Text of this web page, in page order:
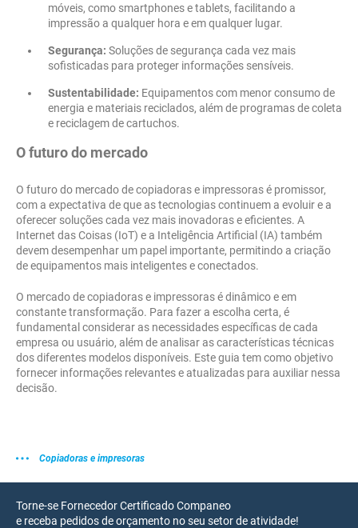
móveis, como smartphones e tablets, facilitando a
impressão a qualquer hora e em qualquer lugar.
Segurança: Soluções de segurança cada vez mais
sofisticadas para proteger informações sensíveis.
Sustentabilidade: Equipamentos com menor consumo de
energia e materiais reciclados, além de programas de coleta
e reciclagem de cartuchos.
O futuro do mercado
O futuro do mercado de copiadoras e impressoras é promissor,
com a expectativa de que as tecnologias continuem a evoluir e a
oferecer soluções cada vez mais inovadoras e eficientes. A
Internet das Coisas (IoT) e a Inteligência Artificial (IA) também
devem desempenhar um papel importante, permitindo a criação
de equipamentos mais inteligentes e conectados.
O mercado de copiadoras e impressoras é dinâmico e em
constante transformação. Para fazer a escolha certa, é
fundamental considerar as necessidades específicas de cada
empresa ou usuário, além de analisar as características técnicas
dos diferentes modelos disponíveis. Este guia tem como objetivo
fornecer informações relevantes e atualizadas para auxiliar nessa
decisão.
Copiadoras e impresoras
Torne-se Fornecedor Certificado Companeo
e receba pedidos de orçamento no seu setor de atividade!